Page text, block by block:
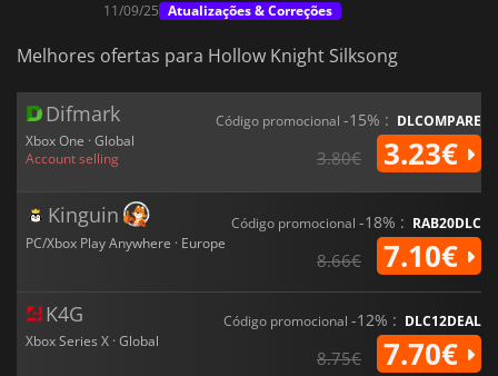
11/09/25 Atualizações & Correções
Melhores ofertas para Hollow Knight Silksong
Difmark
Xbox One · Global
Account selling
Código promocional -15% : DLCOMPARE
3.80€ 3.23€
Kinguin
PC/Xbox Play Anywhere · Europe
Código promocional -18% : RAB20DLC
8.66€ 7.10€
K4G
Xbox Series X · Global
Código promocional -12% : DLC12DEAL
8.75€ 7.70€